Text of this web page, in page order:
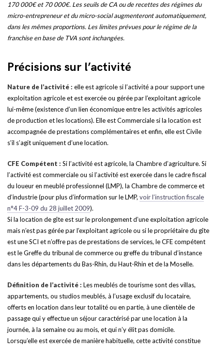
170 000€ et 70 000€. Les seuils de CA ou de recettes des régimes du
micro-entrepreneur et du micro-social augmenteront automatiquement,
dans les mêmes proportions. Les limites prévues pour le régime de la
franchise en base de TVA sont inchangées.
Précisions sur l’activité
Nature de l’activité : elle est agricole si l’activité a pour support une
exploitation agricole et est exercée ou gérée par l’exploitant agricole
lui-même (existence d’un lien économique entre les activités agricoles
de production et les locations). Elle est Commerciale si la location est
accompagnée de prestations complémentaires et enfin, elle est Civile
s’il s’agit uniquement d’une location.
CFE Compétent : Si l’activité est agricole, la Chambre d’agriculture. Si
l’activité est commerciale ou si l’activité est exercée dans le cadre fiscal
du loueur en meublé professionnel (LMP), la Chambre de commerce et
d’industrie (pour plus d’information sur le LMP, voir l’instruction fiscale
n°4 F-3-09 du 28 juillet 2009).
Si la location de gîte est sur le prolongement d’une exploitation agricole
mais n’est pas gérée par l’exploitant agricole ou si le propriétaire du gîte
est une SCI et n’offre pas de prestations de services, le CFE compétent
est le Greffe du tribunal de commerce ou greffe du tribunal d’instance
dans les départements du Bas-Rhin, du Haut-Rhin et de la Moselle.
Définition de l’activité : Les meublés de tourisme sont des villas,
appartements, ou studios meublés, à l’usage exclusif du locataire,
offerts en location dans leur totalité ou en partie, à une clientèle de
passage qui y effectue un séjour caractérisé par une location à la
journée, à la semaine ou au mois, et qui n’y élit pas domicile.
Lorsqu’elle est exercée de manière habituelle, cette activité constitue